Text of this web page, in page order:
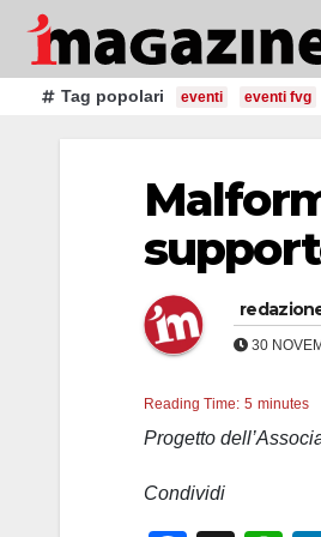
Salta
contenutoTag popolari eventi eventi fvg
30
Reading Time: 5 minutes
Progetto
Condividi